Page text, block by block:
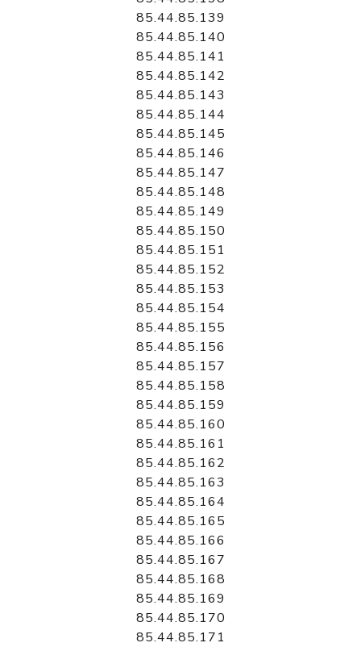
85.44.85.139
85.44.85.140
85.44.85.141
85.44.85.142
85.44.85.143
85.44.85.144
85.44.85.145
85.44.85.146
85.44.85.147
85.44.85.148
85.44.85.149
85.44.85.150
85.44.85.151
85.44.85.152
85.44.85.153
85.44.85.154
85.44.85.155
85.44.85.156
85.44.85.157
85.44.85.158
85.44.85.159
85.44.85.160
85.44.85.161
85.44.85.162
85.44.85.163
85.44.85.164
85.44.85.165
85.44.85.166
85.44.85.167
85.44.85.168
85.44.85.169
85.44.85.170
85.44.85.171